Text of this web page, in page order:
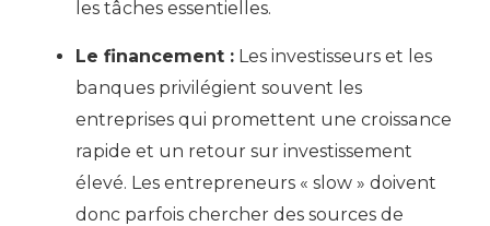
les tâches essentielles.
Le financement : Les investisseurs et les
banques privilégient souvent les
entreprises qui promettent une croissance
rapide et un retour sur investissement
élevé. Les entrepreneurs « slow » doivent
donc parfois chercher des sources de